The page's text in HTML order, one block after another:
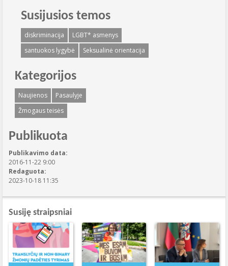
Susijusios temos
diskriminacija
LGBT* asmenys
santuokos lygybė
Seksualinė orientacija
Kategorijos
Naujienos
Pasaulyje
Žmogaus teisės
Publikuota
Publikavimo data:
2016-11-22 9:00
Redaguota:
2023-10-18 11:35
Susiję straipsniai